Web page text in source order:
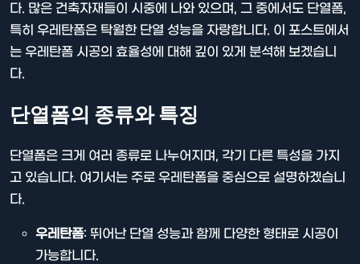
다. 많은 건축자재들이 시중에 나와 있으며, 그 중에서도 단열폼,
특히 우레탄폼은 탁월한 단열 성능을 자랑합니다. 이 포스트에서
는 우레탄폼 시공의 효율성에 대해 깊이 있게 분석해 보겠습니
다.
단열폼의 종류와 특징
단열폼은 크게 여러 종류로 나누어지며, 각기 다른 특성을 가지
고 있습니다. 여기서는 주로 우레탄폼을 중심으로 설명하겠습니
다.
우레탄폼: 뛰어난 단열 성능과 함께 다양한 형태로 시공이
가능합니다.